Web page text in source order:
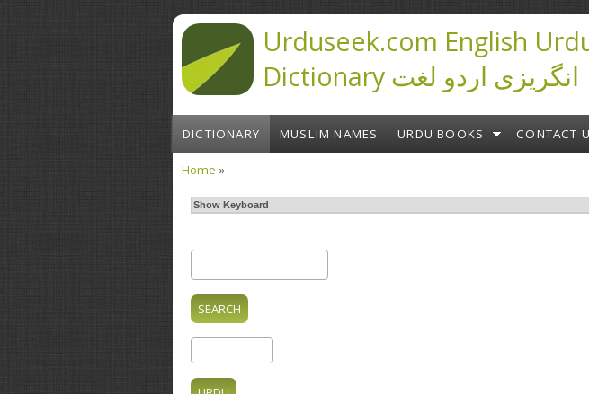
Urduseek.com English
Dictionary انگریزی اردو لغت
DICTIONARY MUSLIM NAMES URDU BOOKS CONTACT
Home »
Show Keyboard